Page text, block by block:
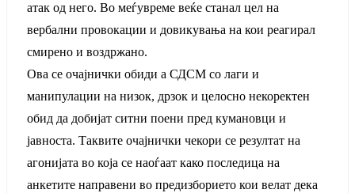
атак од него. Во меѓувреме веќе станал цел на
вербални провокации и довикувања на кои реагирал
смирено и воздржано.
Ова се очајнички обиди а СДСМ со лаги и
манипулации на низок, дрзок и целосно некоректен
обид да добијат ситни поени пред кумановци и
јавноста. Таквите очајнички чекори се резултат на
агонијата во која се наоѓаат како последица на
анкетите направени во предизборието кои велат дека